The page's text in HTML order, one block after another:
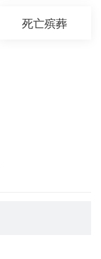
死亡殡葬